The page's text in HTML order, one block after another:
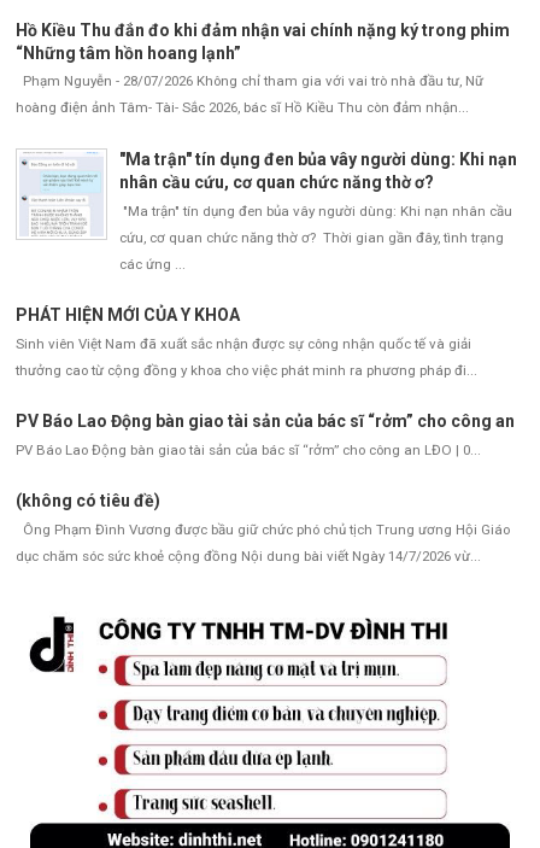
Hồ Kiều Thu đắn đo khi đảm nhận vai chính nặng ký trong phim
“Những tâm hồn hoang lạnh”
Phạm Nguyễn - 28/07/2026 Không chỉ tham gia với vai trò nhà đầu tư, Nữ
hoàng điện ảnh Tâm- Tài- Sắc 2026, bác sĩ Hồ Kiều Thu còn đảm nhận...
"Ma trận" tín dụng đen bủa vây người dùng: Khi nạn
nhân cầu cứu, cơ quan chức năng thờ ơ?
"Ma trận" tín dụng đen bủa vây người dùng: Khi nạn nhân cầu
cứu, cơ quan chức năng thờ ơ? Thời gian gần đây, tình trạng
các ứng ...
PHÁT HIỆN MỚI CỦA Y KHOA
Sinh viên Việt Nam đã xuất sắc nhận được sự công nhận quốc tế và giải
thưởng cao từ cộng đồng y khoa cho việc phát minh ra phương pháp đi...
PV Báo Lao Động bàn giao tài sản của bác sĩ “rởm” cho công an
PV Báo Lao Động bàn giao tài sản của bác sĩ “rởm” cho công an LĐO | 0...
(không có tiêu đề)
Ông Phạm Đình Vương được bầu giữ chức phó chủ tịch Trung ương Hội Giáo
dục chăm sóc sức khoẻ cộng đồng Nội dung bài viết Ngày 14/7/2026 vừ...